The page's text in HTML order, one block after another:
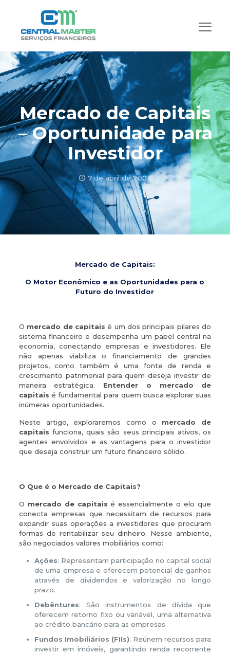
Mercado de Capitais
– Oportunidade para
Investidor
7 de abril de 2004
Mercado de Capitais:
O Motor Econômico e as Oportunidades para o
Futuro do Investidor
O mercado de capitais é um dos principais pilares do
sistema financeiro e desempenha um papel central na
economia, conectando empresas e investidores. Ele
não apenas viabiliza o financiamento de grandes
projetos, como também é uma fonte de renda e
crescimento patrimonial para quem deseja investir de
maneira estratégica. Entender o mercado de
capitais é fundamental para quem busca explorar suas
inúmeras oportunidades.
Neste artigo, exploraremos como o mercado de
capitais funciona, quais são seus principais ativos, os
agentes envolvidos e as vantagens para o investidor
que deseja construir um futuro financeiro sólido.
O Que é o Mercado de Capitais?
O mercado de capitais é essencialmente o elo que
conecta empresas que necessitam de recursos para
expandir suas operações a investidores que procuram
formas de rentabilizar seu dinheiro. Nesse ambiente,
são negociados valores mobiliários como:
Ações: Representam participação no capital social
de uma empresa e oferecem potencial de ganhos
através de dividendos e valorização no longo
prazo.
Debêntures: São instrumentos de dívida que
oferecem retorno fixo ou variável, uma alternativa
ao crédito bancário para as empresas.
Fundos Imobiliários (FIIs): Reúnem recursos para
investir em imóveis, garantindo renda recorrente